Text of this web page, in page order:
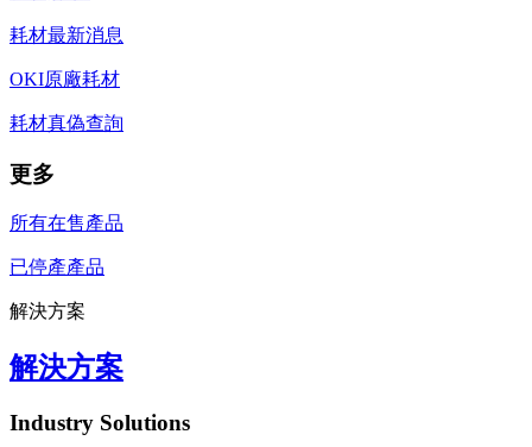
耗材最新消息
OKI原廠耗材
耗材真偽查詢
更多
所有在售產品
已停產產品
解決方案
解決方案
Industry Solutions